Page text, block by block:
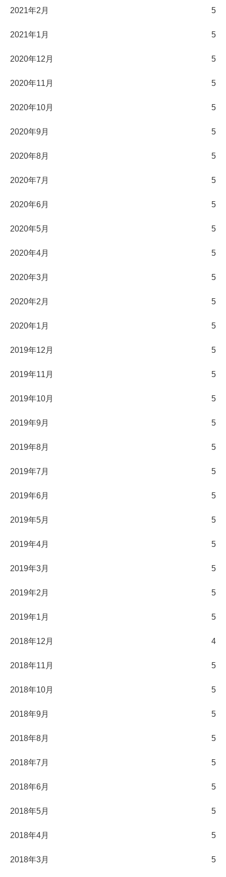
2021年2月 5
2021年1月 5
2020年12月 5
2020年11月 5
2020年10月 5
2020年9月 5
2020年8月 5
2020年7月 5
2020年6月 5
2020年5月 5
2020年4月 5
2020年3月 5
2020年2月 5
2020年1月 5
2019年12月 5
2019年11月 5
2019年10月 5
2019年9月 5
2019年8月 5
2019年7月 5
2019年6月 5
2019年5月 5
2019年4月 5
2019年3月 5
2019年2月 5
2019年1月 5
2018年12月 4
2018年11月 5
2018年10月 5
2018年9月 5
2018年8月 5
2018年7月 5
2018年6月 5
2018年5月 5
2018年4月 5
2018年3月 5